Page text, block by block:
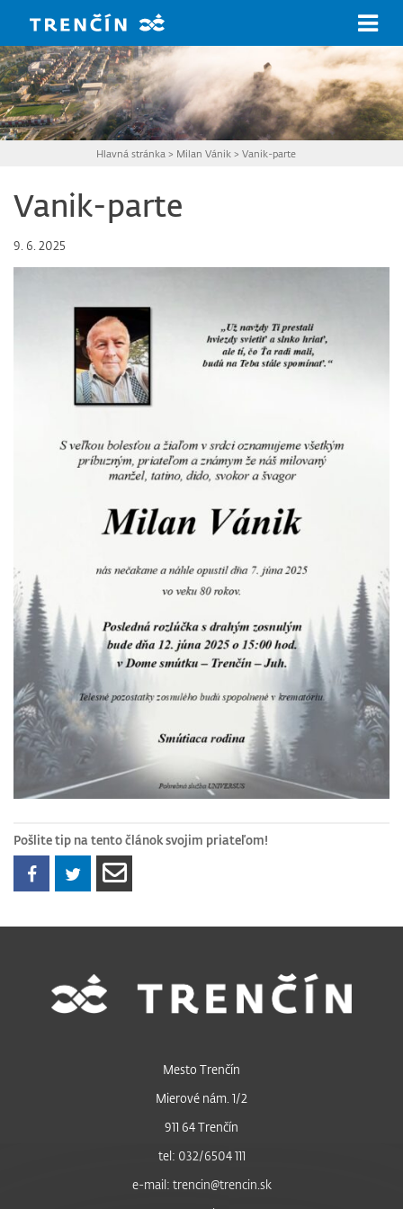
Hlavná stránka > Milan Vánik >Vanik-parte
Vanik-parte
9. 6. 2025
Pošlite tip na tento článok svojim priateľom!
Mesto Trenčín
Mierové nám. 1/2
911 64 Trenčín
tel: 032/6504 111
e-mail: trencin@trencin.sk